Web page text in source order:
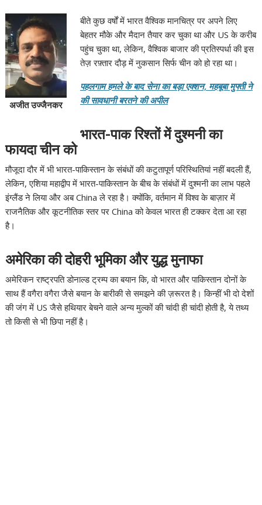
अजीत उज्जैनकर
बीते कुछ वर्षों में भारत वैश्विक मानचित्र पर अपने लिए
बेहतर मौके और मैदान तैयार कर चुका था और US के करीब
पहुंच चुका था, लेकिन, वैश्विक बाजार की प्रतिस्पर्धा की इस
तेज़ रफ़्तार दौड़ में नुकसान सिर्फ चीन को हो रहा था।
पहलगाम हमले के बाद सेना का बड़ा एक्शन, महबूबा मुफ्ती ने
की सावधानी बरतने की अपील
भारत-पाक रिश्तों में दुश्मनी का
फायदा चीन को
मौजूदा दौर में भी भारत-पाकिस्तान के संबंधों की कटुतापूर्ण परिस्थितियां नहीं बदली हैं,
लेकिन, एशिया महाद्वीप में भारत-पाकिस्तान के बीच के संबंधों में दुश्मनी का लाभ पहले
इंग्लैंड ने लिया और अब China ले रहा है। क्योंकि, वर्तमान में विश्व के बाज़ार में
राजनैतिक और कूटनीतिक स्तर पर China को केवल भारत ही टक्कर देता आ रहा
है।
अमेरिका की दोहरी भूमिका और युद्ध मुनाफा
अमेरिकन राष्ट्रपति डोनाल्ड ट्रम्प का बयान कि, वो भारत और पाकिस्तान दोनों के
साथ हैं वगैरा वगैरा जैसे बयान के बारीकी से समझने की ज़रूरत है। किन्हीं भी दो देशों
की जंग में US जैसे हथियार बेचने वाले अन्य मुल्कों की चांदी ही चांदी होती है, ये तथ्य
तो किसी से भी छिपा नहीं है।